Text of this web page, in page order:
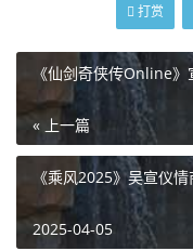
打赏
《仙剑奇侠传Online
« 上一篇
《乘风2025》吴宣仪
2025-04-05